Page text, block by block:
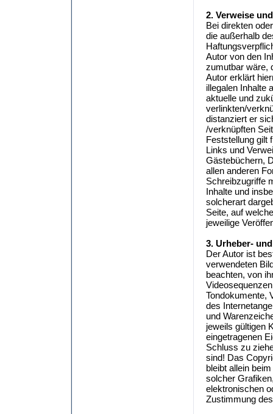
2. Verweise
Bei direkten
die außerhalb
Autor von den
zumutbar wäre,
Autor erklärt
illegalen Inhalte
aktuelle und
verlinkten/
distanziert er
/verknüpften
Feststellung gilt
Links und
Gästebüchern,
allen anderen
Schreibzugriffe
Inhalte und
solcherart
Seite, auf
jeweilige
3. Urheber-
Der Autor ist
verwendeten
beachten, von
Tondokumente,
des
und
jeweils gültigen
eingetragenen
Schluss zu
sind! Das
bleibt allein
solcher
elektronischen
Zustimmung